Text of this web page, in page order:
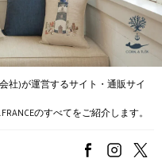
社)が運営するサイト・通販サイ
のすべてをご紹介します。